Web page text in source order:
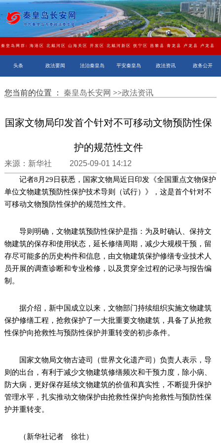
秦皇岛网群: 海港区 北戴河区 山海关区 开发区 北戴河新区 抚宁区 昌黎县 青龙县 卢龙县 卢龙县
头条 政法要闻 法治秦皇岛 平安秦皇岛 政法资讯 政务公开
您当前的位置 ： 秦皇岛长安网 >>政法资讯
国家文物局印发首个针对不可移动文物预防性保
护的规范性文件
来源：新华社 2025-09-01 14:12
记者8月29日获悉，国家文物局近日印发《全国重点文物保护
单位文物建筑预防性保护技术导则（试行）》，这是首个针对不
可移动文物预防性保护的规范性文件。
导则明确，文物建筑预防性保护是指：为及时确认、保持文
物建筑的保存和使用状态，延长修缮周期，减少大规模干预，留
存尽可能多的历史构件和信息，由文物建筑保护修缮专业技术人
员开展的调查诊断和专业检修，以及贯穿全过程的记录与报告编
制。
据介绍，新中国成立以来，文物部门持续组织实施文物建筑
保护修缮工程，抢救保护了一大批重要文物建筑，具备了从抢救
性保护向抢救性与预防性保护并重转变的初步条件。
国家文物局文物古迹司（世界文化遗产司）负责人表示，导
则的出台，有利于减少文物建筑修缮频次和干预力度，除小病、
防大病，更好保存延续文物建筑的价值和真实性，不断提升保护
管理水平，扎实推动文物保护由抢救性保护向抢救性与预防性保
护并重转变。
（新华社记者 徐壮）